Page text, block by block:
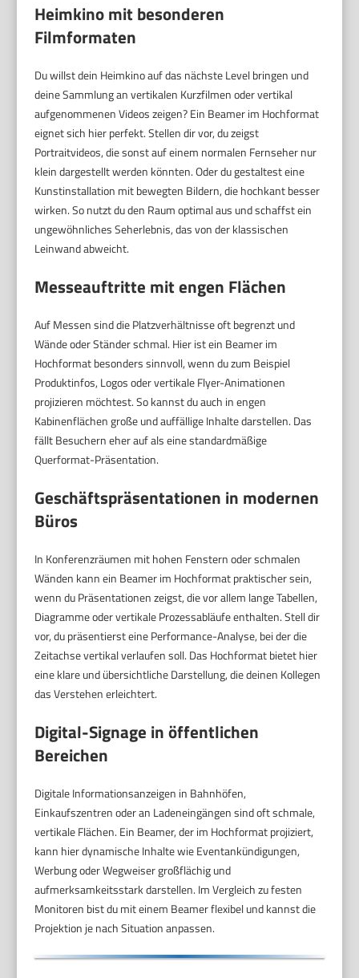
Heimkino mit besonderen
Filmformaten
Du willst dein Heimkino auf das nächste Level bringen und
deine Sammlung an vertikalen Kurzfilmen oder vertikal
aufgenommenen Videos zeigen? Ein Beamer im Hochformat
eignet sich hier perfekt. Stellen dir vor, du zeigst
Portraitvideos, die sonst auf einem normalen Fernseher nur
klein dargestellt werden könnten. Oder du gestaltest eine
Kunstinstallation mit bewegten Bildern, die hochkant besser
wirken. So nutzt du den Raum optimal aus und schaffst ein
ungewöhnliches Seherlebnis, das von der klassischen
Leinwand abweicht.
Messeauftritte mit engen Flächen
Auf Messen sind die Platzverhältnisse oft begrenzt und
Wände oder Ständer schmal. Hier ist ein Beamer im
Hochformat besonders sinnvoll, wenn du zum Beispiel
Produktinfos, Logos oder vertikale Flyer-Animationen
projizieren möchtest. So kannst du auch in engen
Kabinenflächen große und auffällige Inhalte darstellen. Das
fällt Besuchern eher auf als eine standardmäßige
Querformat-Präsentation.
Geschäftspräsentationen in modernen
Büros
In Konferenzräumen mit hohen Fenstern oder schmalen
Wänden kann ein Beamer im Hochformat praktischer sein,
wenn du Präsentationen zeigst, die vor allem lange Tabellen,
Diagramme oder vertikale Prozessabläufe enthalten. Stell dir
vor, du präsentierst eine Performance-Analyse, bei der die
Zeitachse vertikal verlaufen soll. Das Hochformat bietet hier
eine klare und übersichtliche Darstellung, die deinen Kollegen
das Verstehen erleichtert.
Digital-Signage in öffentlichen
Bereichen
Digitale Informationsanzeigen in Bahnhöfen,
Einkaufszentren oder an Ladeneingängen sind oft schmale,
vertikale Flächen. Ein Beamer, der im Hochformat projiziert,
kann hier dynamische Inhalte wie Eventankündigungen,
Werbung oder Wegweiser großflächig und
aufmerksamkeitsstark darstellen. Im Vergleich zu festen
Monitoren bist du mit einem Beamer flexibel und kannst die
Projektion je nach Situation anpassen.